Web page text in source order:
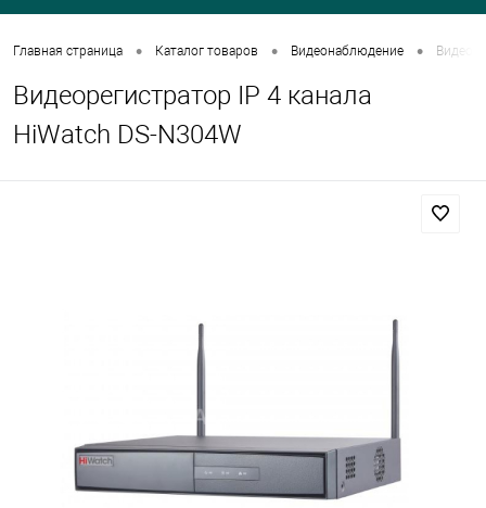
Главная страница • Каталог товаров • Видеонаблюдение •
Видеорегистратор IP 4 канала
HiWatch DS-N304W